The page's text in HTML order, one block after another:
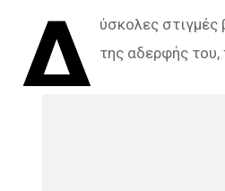
Δ ύσκολες στιγμές
της αδερφής